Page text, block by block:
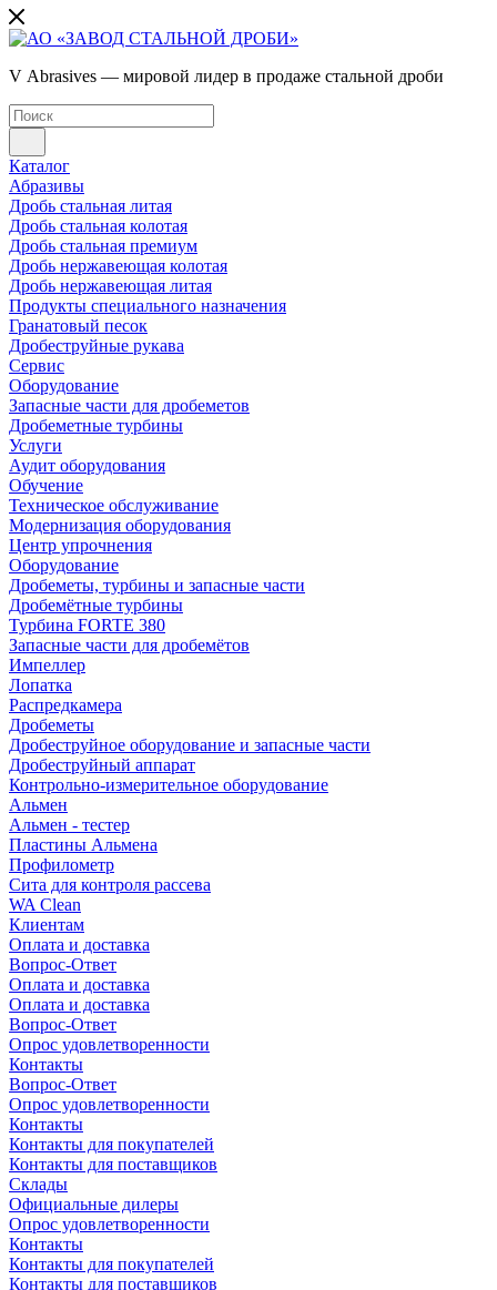
V Abrasives — мировой лидер в продаже стальной дроби
Каталог
Абразивы
Дробь стальная литая
Дробь стальная колотая
Дробь стальная премиум
Дробь нержавеющая колотая
Дробь нержавеющая литая
Продукты специального назначения
Гранатовый песок
Дробеструйные рукава
Сервис
Оборудование
Запасные части для дробеметов
Дробеметные турбины
Услуги
Аудит оборудования
Обучение
Техническое обслуживание
Модернизация оборудования
Центр упрочнения
Оборудование
Дробеметы, турбины и запасные части
Дробемётные турбины
Турбина FORTE 380
Запасные части для дробемётов
Импеллер
Лопатка
Распредкамера
Дробеметы
Дробеструйное оборудование и запасные части
Дробеструйный аппарат
Контрольно-измерительное оборудование
Альмен
Альмен - тестер
Пластины Альмена
Профилометр
Сита для контроля рассева
WA Clean
Клиентам
Оплата и доставка
Вопрос-Ответ
Оплата и доставка
Оплата и доставка
Вопрос-Ответ
Опрос удовлетворенности
Контакты
Вопрос-Ответ
Опрос удовлетворенности
Контакты
Контакты для покупателей
Контакты для поставщиков
Склады
Официальные дилеры
Опрос удовлетворенности
Контакты
Контакты для покупателей
Контакты для поставщиков